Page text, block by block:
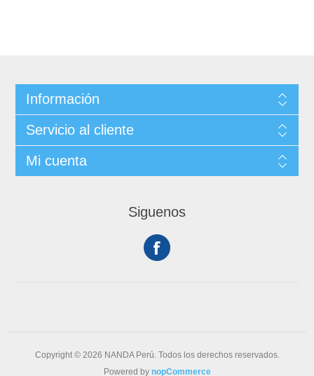
Información
Servicio al cliente
Mi cuenta
Siguenos
Copyright © 2026 NANDA Perú. Todos los derechos reservados.
Powered by nopCommerce